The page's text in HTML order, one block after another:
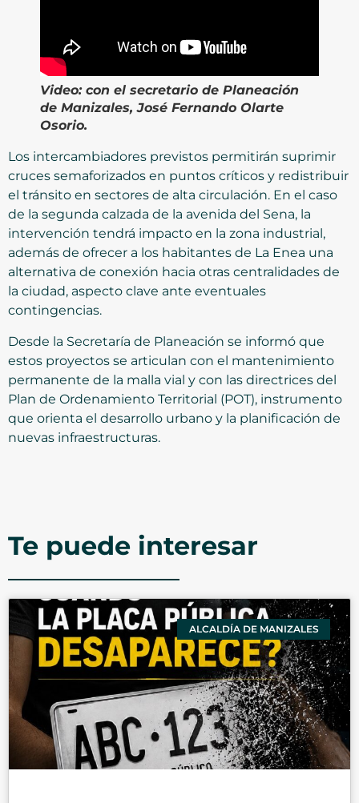
Video: con el secretario de Planeación
de Manizales, José Fernando Olarte
Osorio.
Los intercambiadores previstos permitirán suprimir
cruces semaforizados en puntos críticos y redistribuir
el tránsito en sectores de alta circulación. En el caso
de la segunda calzada de la avenida del Sena, la
intervención tendrá impacto en la zona industrial,
además de ofrecer a los habitantes de La Enea una
alternativa de conexión hacia otras centralidades de
la ciudad, aspecto clave ante eventuales
contingencias.
Desde la Secretaría de Planeación se informó que
estos proyectos se articulan con el mantenimiento
permanente de la malla vial y con las directrices del
Plan de Ordenamiento Territorial (POT), instrumento
que orienta el desarrollo urbano y la planificación de
nuevas infraestructuras.
Te puede interesar
ALCALDÍA DE MANIZALES